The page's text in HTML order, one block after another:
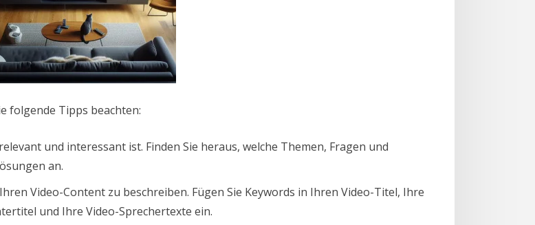
folgende Tipps beachten:
und interessant ist. Finden Sie heraus, welche Themen, Fragen und
an.
Video-Content zu beschreiben. Fügen Sie Keywords in Ihren Video-Titel, Ihre
und Ihre Video-Sprechertexte ein.